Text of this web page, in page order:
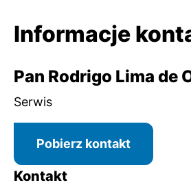
Informacje
Pan Rodrigo Lima de
Serwis
Pobierz kontakt
Kontakt